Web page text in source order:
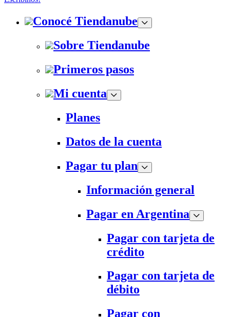
Conocé Tiendanube
Sobre Tiendanube
Primeros pasos
Mi cuenta
Planes
Datos de la cuenta
Pagar tu plan
Información general
Pagar en Argentina
Pagar con tarjeta de
crédito
Pagar con tarjeta de
débito
Pagar con